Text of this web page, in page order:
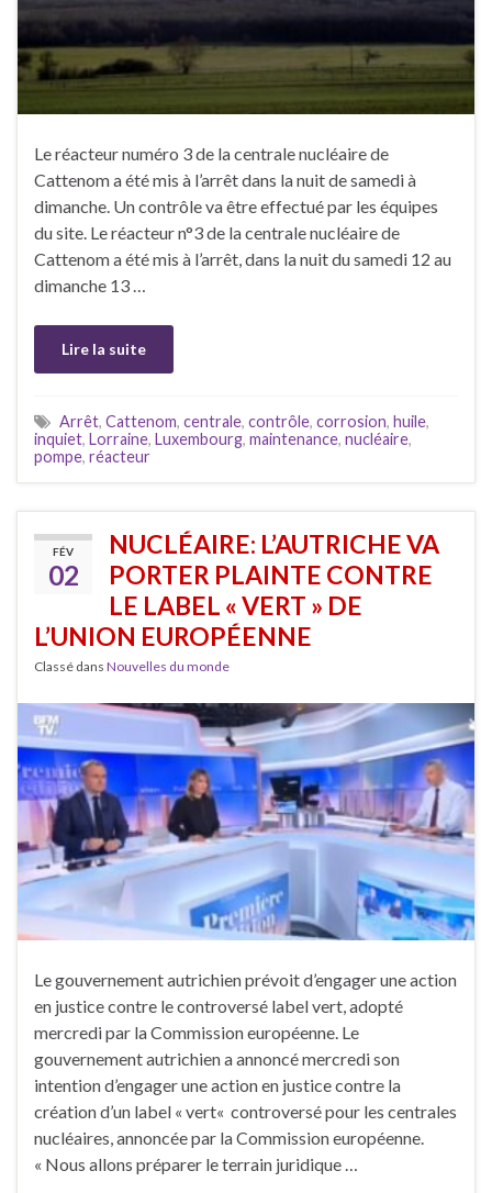
Le réacteur numéro 3 de la centrale nucléaire de
Cattenom a été mis à l’arrêt dans la nuit de samedi à
dimanche. Un contrôle va être effectué par les équipes
du site. Le réacteur n°3 de la centrale nucléaire de
Cattenom a été mis à l’arrêt, dans la nuit du samedi 12 au
dimanche 13 …
Lire la suite
Arrêt, Cattenom, centrale, contrôle, corrosion, huile,
inquiet, Lorraine, Luxembourg, maintenance, nucléaire,
pompe, réacteur
FÉV
02
NUCLÉAIRE: L’AUTRICHE VA
PORTER PLAINTE CONTRE
LE LABEL « VERT » DE
L’UNION EUROPÉENNE
Classé dans Nouvelles du monde
Le gouvernement autrichien prévoit d’engager une action
en justice contre le controversé label vert, adopté
mercredi par la Commission européenne. Le
gouvernement autrichien a annoncé mercredi son
intention d’engager une action en justice contre la
création d’un label « vert« controversé pour les centrales
nucléaires, annoncée par la Commission européenne.
« Nous allons préparer le terrain juridique …